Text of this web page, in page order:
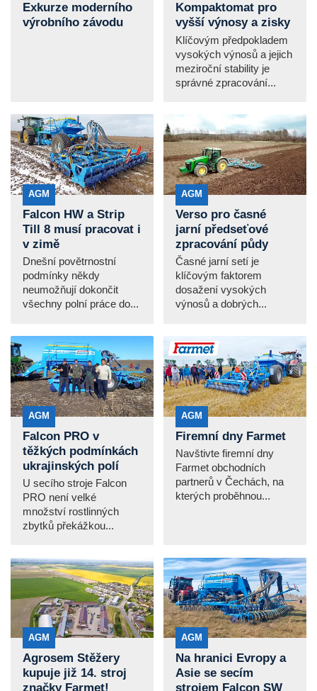
Exkurze moderního
výrobního závodu
Kompaktomat pro
vyšší výnosy a zisky
Klíčovým předpokladem
vysokých výnosů a jejich
meziroční stability je
správné zpracování...
AGM
Falcon HW a Strip
Till 8 musí pracovat i
v zimě
Dnešní povětrnostní
podmínky někdy
neumožňují dokončit
všechny polní práce do...
AGM
Verso pro časné
jarní předseťové
zpracování půdy
Časné jarní setí je
klíčovým faktorem
dosažení vysokých
výnosů a dobrých...
AGM
Falcon PRO v
těžkých podmínkách
ukrajinských polí
U secího stroje Falcon
PRO není velké
množství rostlinných
zbytků překážkou...
AGM
Firemní dny Farmet
Navštivte firemní dny
Farmet obchodních
partnerů v Čechách, na
kterých proběhnou...
AGM
Agrosem Stěžery
kupuje již 14. stroj
značky Farmet!
AGM
Na hranici Evropy a
Asie se secím
strojem Falcon SW